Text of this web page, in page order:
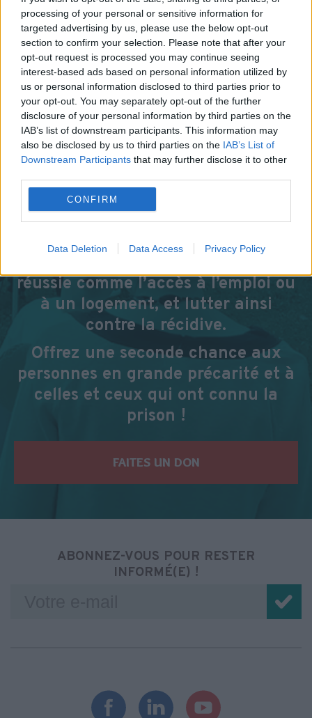
processing of your personal or sensitive information for
targeted advertising by us, please use the below opt-out
section to confirm your selection. Please note that after your
opt-out request is processed you may continue seeing
interest-based ads based on personal information utilized by
us or personal information disclosed to third parties prior to
your opt-out. You may separately opt-out of the further
disclosure of your personal information by third parties on the
IAB’s list of downstream participants. This information may
also be disclosed by us to third parties on the IAB’s List of
Downstream Participants that may further disclose it to other
CONFIRM
Data Deletion Data Access Privacy Policy
« MA CONFIANCE EN MOI A
AUGMENTÉ D’UN POINT DE VUE
SOCIAL, COMME PROFESSIONNEL. »
NOUS AVONS BESOIN DE
VOUS !
Sans votre soutien, nous ne
pouvons mener à bien nos missions
et agir sur tous les facteurs
réussie comme l’accès à l’emploi ou
à un logement, et lutter ainsi
contre la récidive.
Offrez une seconde chance aux
personnes en grande précarité et à
celles et ceux qui ont connu la
prison !
FAITES UN DON
ABONNEZ-VOUS POUR RESTER
INFORMÉ(E) !